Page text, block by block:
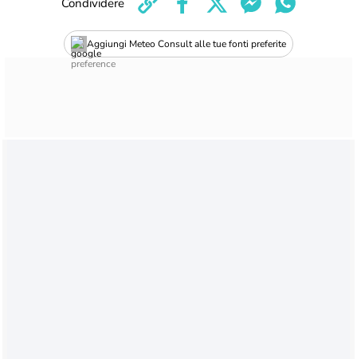
Aggiungi Meteo Consult alle tue fonti preferite
Condividere